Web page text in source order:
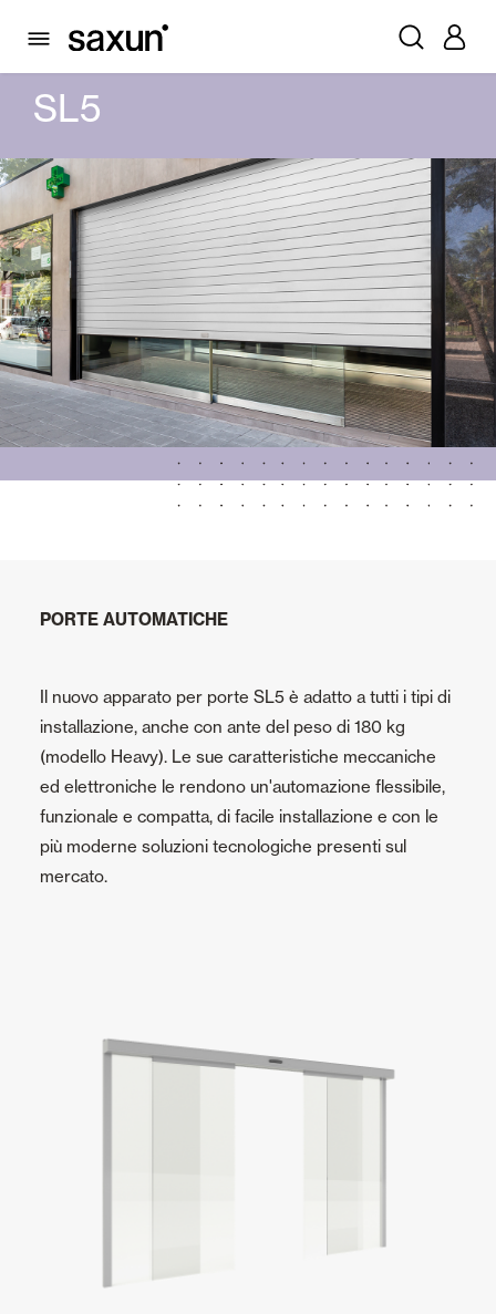
PRODOTTI
PORTE AUTOMATICHE
SL5
PORTE AUTOMATICHE
Il nuovo apparato per porte SL5 è adatto a tutti i tipi di
installazione, anche con ante del peso di 180 kg
(modello Heavy). Le sue caratteristiche meccaniche
ed elettroniche le rendono un'automazione flessibile,
funzionale e compatta, di facile installazione e con le
più moderne soluzioni tecnologiche presenti sul
mercato.